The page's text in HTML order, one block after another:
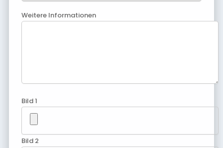
Weitere Informationen
Bild 1
Bild 2